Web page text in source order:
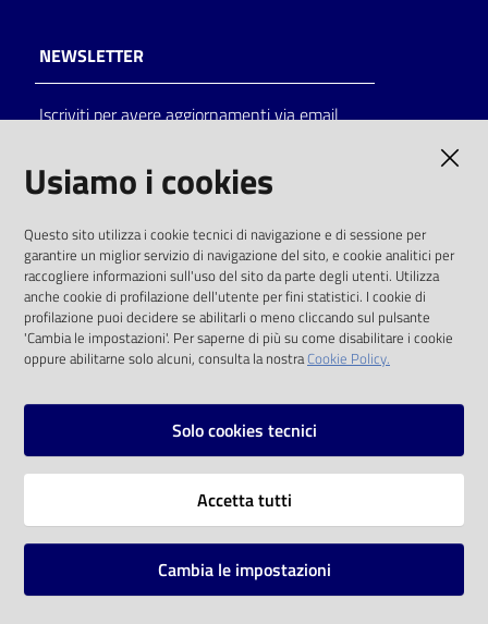
Catalogo
on line
Eventi
Chiedi al
bibliotecario
NEWSLETTER
Iscriviti per avere aggiornamenti via email
solo alle condizioni previste dalla direttiva
comunitaria 2003/98/CE e dal d.lgs. 36/2006
SOCIAL
Instagram
Vai alla pagina
Mappa del sito
Usiamo i cookies
Questo sito utilizza i cookie tecnici di navigazione e di sessione per
garantire un miglior servizio di navigazione del sito, e cookie analitici per
raccogliere informazioni sull'uso del sito da parte degli utenti. Utilizza
anche cookie di profilazione dell'utente per fini statistici. I cookie di
profilazione puoi decidere se abilitarli o meno cliccando sul pulsante
'Cambia le impostazioni'. Per saperne di più su come disabilitare i cookie
oppure abilitarne solo alcuni, consulta la nostraCookie Policy.
Solo cookies tecnici
Accetta tutti
Cambia le impostazioni